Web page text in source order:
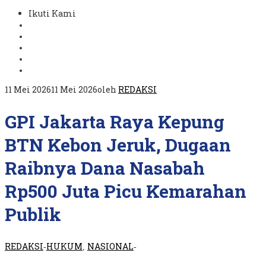
Ikuti Kami
11 Mei 202611 Mei 2026oleh REDAKSI
GPI Jakarta Raya Kepung
BTN Kebon Jeruk, Dugaan
Raibnya Dana Nasabah
Rp500 Juta Picu Kemarahan
Publik
REDAKSI-HUKUM NASIONAL-